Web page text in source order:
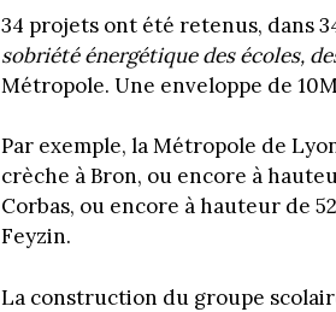
34 projets ont été retenus, dans
sobriété énergétique des écoles,
Métropole. Une enveloppe de
Par exemple, la Métropole de
crèche à Bron, ou encore à
Corbas, ou encore à hauteur de
Feyzin.
La construction du groupe